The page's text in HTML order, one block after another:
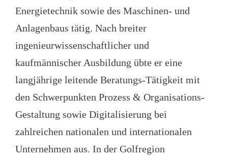
Energietechnik sowie des Maschinen- und
Anlagenbaus tätig. Nach breiter
ingenieurwissenschaftlicher und
kaufmännischer Ausbildung übte er eine
langjährige leitende Beratungs-Tätigkeit mit
den Schwerpunkten Prozess & Organisations-
Gestaltung sowie Digitalisierung bei
zahlreichen nationalen und internationalen
Unternehmen aus. In der Golfregion